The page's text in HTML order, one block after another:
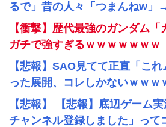
るで」昔の人々「つまんねw」
【衝撃】歴代最強のガンダム「
ガチで強すぎるｗｗｗｗｗｗｗ
【悲報】SAO見てて正直「こ
った展開、コレしかないｗｗｗ
【悲報】 【悲報】底辺ゲーム
チャンネル登録しました」って